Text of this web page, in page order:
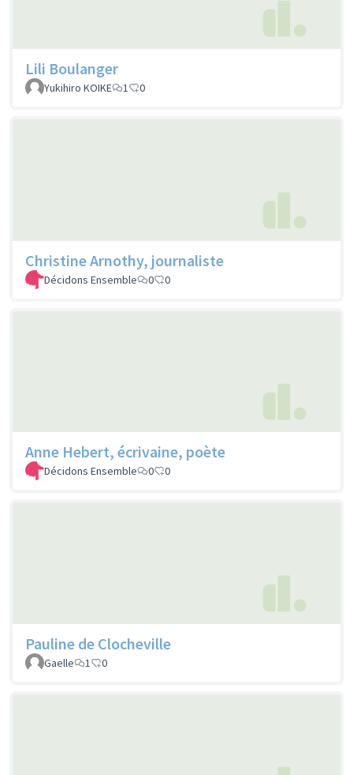
Lili Boulanger
Yukihiro KOIKE 1 0
Christine Arnothy, journaliste
Décidons Ensemble 0 0
Anne Hebert, écrivaine, poète
Décidons Ensemble 0 0
Pauline de Clocheville
Gaelle 1 0